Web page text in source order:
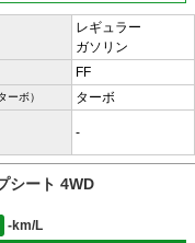
レギュラー
ガソリン
FF
ーボ） ターボ
-
シート 4WD
-km/L